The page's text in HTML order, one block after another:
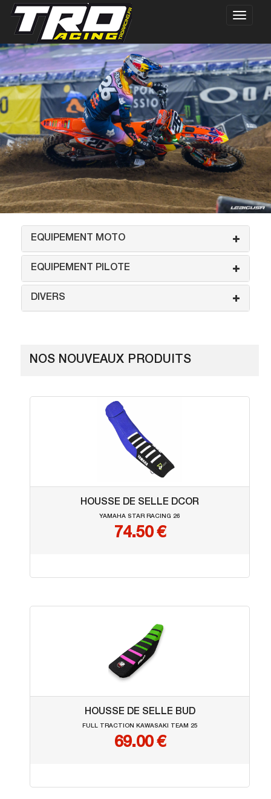
EQUIPEMENT MOTO
EQUIPEMENT PILOTE
DIVERS
NOS NOUVEAUX PRODUITS
HOUSSE DE SELLE DCOR
YAMAHA STAR RACING 26
74.50 €
HOUSSE DE SELLE BUD
FULL TRACTION KAWASAKI TEAM 25
69.00 €